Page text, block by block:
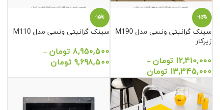
-15%
سینک گرانیتی ونسی مدل M190
زیرکار
12,410,000 تومان –
13,345,000 تومان
-15%
سینک گرانیتی ونسی مدل M110
8,950,500 تومان –
9,698,500 تومان